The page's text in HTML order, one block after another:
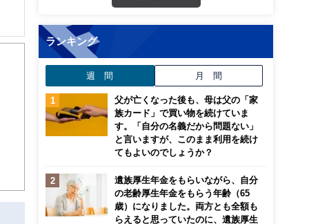
ランキング
週 間 月 間
父が亡くなった後も、母は父の「家
族カード」で買い物を続けていま
す。「自分の名義だから問題ない」
と言いますが、このまま利用を続け
てもよいのでしょうか？
遺族厚生年金をもらいながら、自分
の老齢厚生年金をもらう年齢（65
歳）になりました。両方とも全額も
らえると思っていたのに、遺族厚生